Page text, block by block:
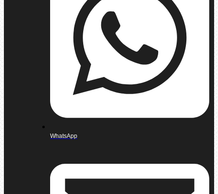
WhatsApp